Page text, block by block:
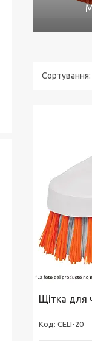
Щітка для
CELI-20